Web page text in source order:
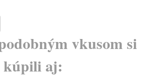
vkusom si
kúpili aj: